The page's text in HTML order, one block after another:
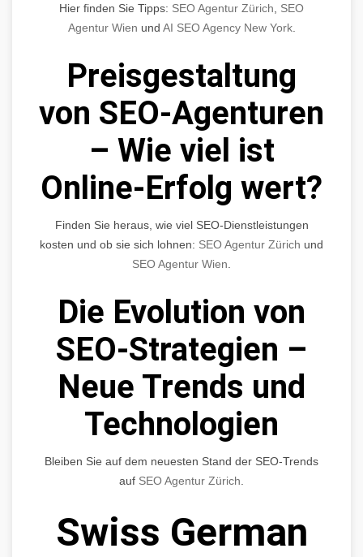
Hier finden Sie Tipps: SEO Agentur Zürich
SEO
Agentur Wien und AI SEO Agency New York.
Preisgestaltung
von SEO-Agenturen
– Wie viel ist
Online-Erfolg wert?
Finden Sie heraus, wie viel SEO-Dienstleistungen
kosten und ob sie sich lohnen: SEO Agentur Zürich und
SEO Agentur Wien
Die Evolution von
SEO-Strategien –
Neue Trends und
Technologien
Bleiben Sie auf dem neuesten Stand der SEO-Trends
auf SEO Agentur Zürich
Swiss German